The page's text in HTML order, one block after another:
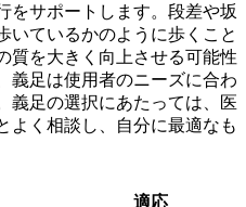
をサポート します。段差や坂
いているかのように歩くこと
質を大きく向上させる可能性
義足は使用者のニーズに合わ
義足の選択にあたっては、医
よく相談し、自分に最適なも
適応